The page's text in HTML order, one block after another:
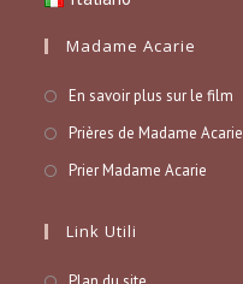
Madame Acarie
En savoir plus sur le film
Prières de Madame Acarie
Prier Madame Acarie
Link Utili